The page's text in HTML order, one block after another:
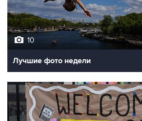
10
Лучшие фото недели